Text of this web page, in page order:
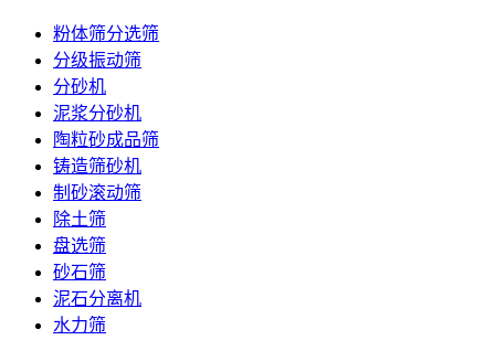
粉体筛分选筛
分级振动筛
分砂机
泥浆分砂机
陶粒砂成品筛
铸造筛砂机
制砂滚动筛
除土筛
盘选筛
砂石筛
泥石分离机
水力筛